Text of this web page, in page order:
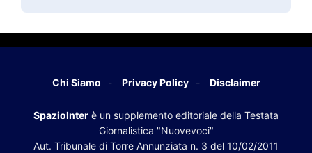
Chi Siamo Privacy Policy Disclaimer
SpazioInter è un supplemento editoriale della Testata
Giornalistica "Nuovevoci"
Aut. Tribunale di Torre Annunziata n. 3 del 10/02/2011